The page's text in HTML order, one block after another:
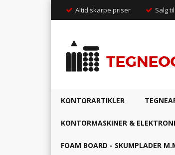
Altid skarpe priser Salg
KONTORARTIKLER
KONTORMASKINER &
FOAM BOARD - SKUMPLADER